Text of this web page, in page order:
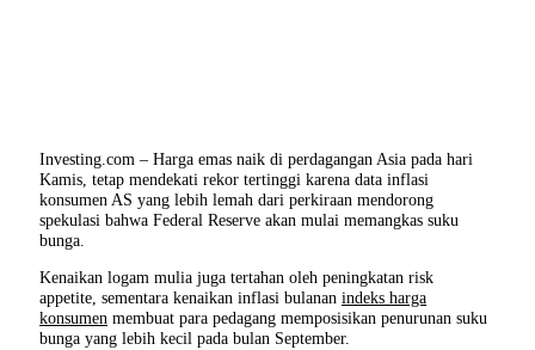
Investing.com – Harga emas naik di perdagangan Asia pada hari
Kamis, tetap mendekati rekor tertinggi karena data inflasi
konsumen AS yang lebih lemah dari perkiraan mendorong
spekulasi bahwa Federal Reserve akan mulai memangkas suku
bunga.
Kenaikan logam mulia juga tertahan oleh peningkatan risk
appetite, sementara kenaikan inflasi bulananindeks harga
konsumen membuat para pedagang memposisikan penurunan suku
bunga yang lebih kecil pada bulan September.